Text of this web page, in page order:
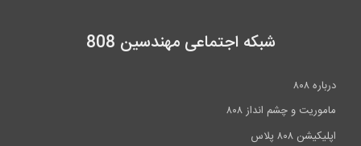
شبکه اجتماعی مهندسین 808
و چشم انداز ۸۰۸
۸۰۸ پلاس